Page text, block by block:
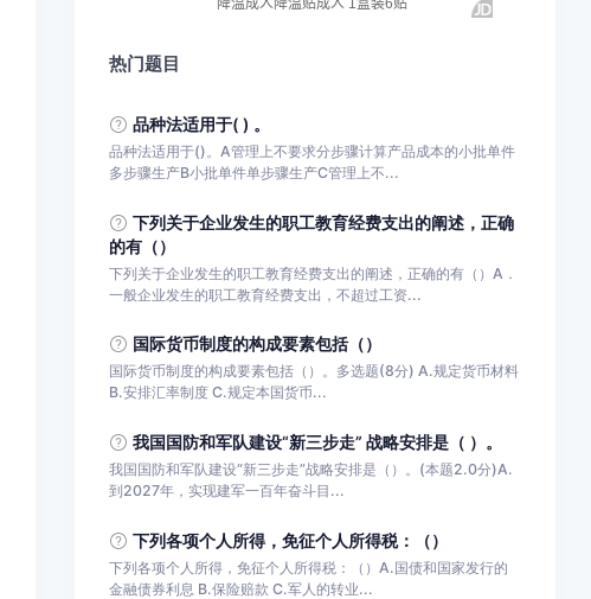
热门题目
品种法适用于( ) 。
品种法适用于()。A管理上不要求分步骤计算产品成本的小批单件
多步骤生产B小批单件单步骤生产C管理上不...
下列关于企业发生的职工教育经费支出的阐述，正确
的有（）
下列关于企业发生的职工教育经费支出的阐述，正确的有（）A．
一般企业发生的职工教育经费支出，不超过工资...
国际货币制度的构成要素包括（）
国际货币制度的构成要素包括（）。多选题(8分) A.规定货币材料
B.安排汇率制度 C.规定本国货币...
我国国防和军队建设“新三步走” 战略安排是（ ）。
我国国防和军队建设“新三步走”战略安排是（）。(本题2.0分)A.
到2027年，实现建军一百年奋斗目...
下列各项个人所得，免征个人所得税：（）
下列各项个人所得，免征个人所得税：（）A.国债和国家发行的
金融债券利息 B.保险赔款 C.军人的转业...